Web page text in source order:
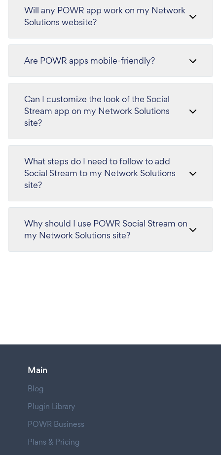
Will any POWR app work on my Network
Solutions website?
Are POWR apps mobile-friendly?
Can I customize the look of the Social
Stream app on my Network Solutions
site?
What steps do I need to follow to add
Social Stream to my Network Solutions
site?
Why should I use POWR Social Stream on
my Network Solutions site?
Main
Blog
Plugin Library
POWR Business
Plans & Pricing